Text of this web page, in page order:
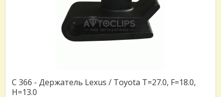
C 366 - Держатель Lexus / Toyota T=27.0, F=18.0,
H=13.0